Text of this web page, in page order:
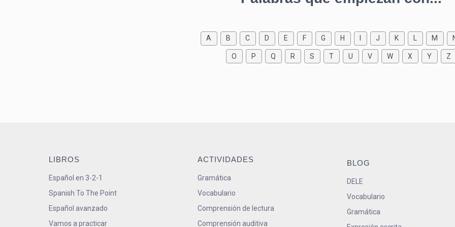
A B C D E F G H J K L M
O P Q R S T U V W X Y Z
LIBROS
Español en 3-2-1
Spanish To The Point
Español avanzado
Vamos a practicar
ACTIVIDADES
Gramática
Vocabulario
Comprensión de lectura
Comprensión auditiva
BLOG
DELE
Vocabulario
Gramática